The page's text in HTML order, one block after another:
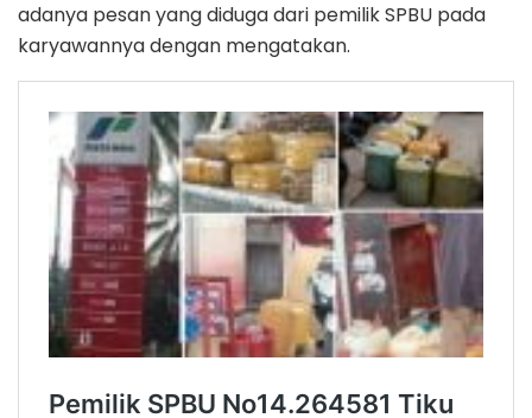
adanya pesan yang diduga dari pemilik SPBU pada
karyawannya dengan mengatakan.